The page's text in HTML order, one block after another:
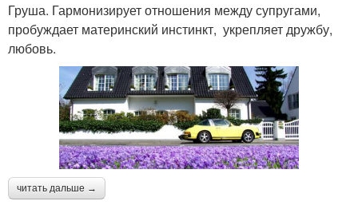
Груша. Гармонизирует отношения между супругами,
пробуждает материнский инстинкт, укрепляет дружбу,
любовь.
читать дальше →